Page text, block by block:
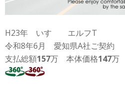
H23年 いすゞ エルフT
令和8年6月 愛知県A社ご契約
支払総額157万 本体価格147万